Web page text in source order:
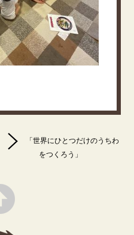
「世界にひとつだけのうちわ
をつくろう」